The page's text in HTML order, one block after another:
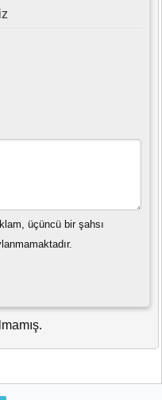
üçüncü bir şahsı